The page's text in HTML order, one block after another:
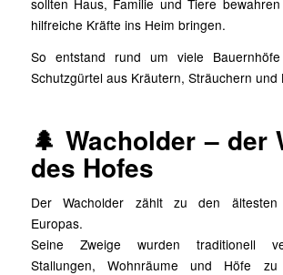
sollten Haus, Familie und Tiere
hilfreiche Kräfte ins Heim bringen.
So entstand rund um viele
Schutzgürtel aus Kräutern, Sträuchern und
🌲 Wacholder – der
des Hofes
Der Wacholder zählt zu den ältesten
Europas.
Seine Zweige wurden traditionell
Stallungen, Wohnräume und Höfe